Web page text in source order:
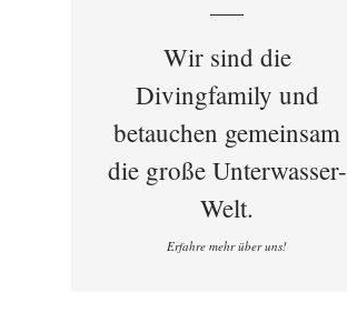
Wir sind die
Divingfamily und
betauchen gemeinsam
die große Unterwasser-
Welt.
Erfahre mehr über uns!